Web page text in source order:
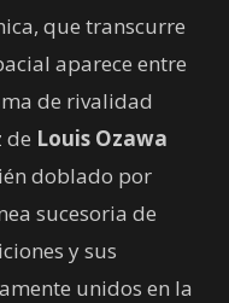
que transcurre
aparece entre
de rivalidad
de Louis Ozawa
doblado por
sucesoria de
y sus
unidos en la